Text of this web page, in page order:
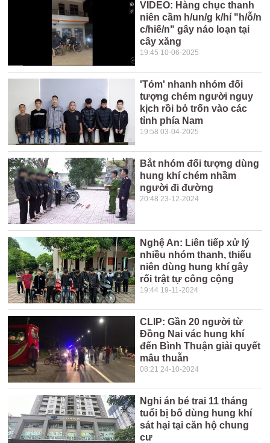
VIDEO: Hàng chục thanh
niên cầm h/un/g k/hí "h/ỗ/n
c/hiế/n" gây náo loạn tại
cây xăng
19:45 10-06-2025
'Tóm' nhanh nhóm đối
tượng chém người nguy
kịch rồi bỏ trốn vào các
tỉnh phía Nam
19:58 03-04-2025
Bắt nhóm đối tượng dùng
hung khí chém nhầm
người đi đường
20:48 23-12-2024
Nghệ An: Liên tiếp xử lý
nhiều nhóm thanh, thiếu
niên dùng hung khí gây
rối trật tự công cộng
19:44 19-11-2024
CLIP: Gần 20 người từ
Đồng Nai vác hung khí
đến Bình Thuận giải quyết
mâu thuẫn
08:21 24-10-2024
Nghi án bé trai 11 tháng
tuổi bị bố dùng hung khí
sát hại tại căn hộ chung
cư